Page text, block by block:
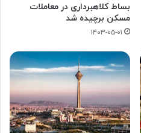
بساط کلاهبرداری در معاملات
مسکن برچیده شد
۱۴۰۳-۰۵-۰۱